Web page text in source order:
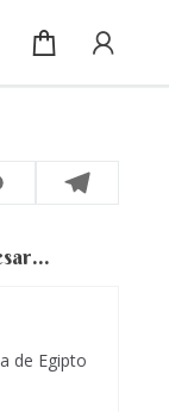
de Egipto